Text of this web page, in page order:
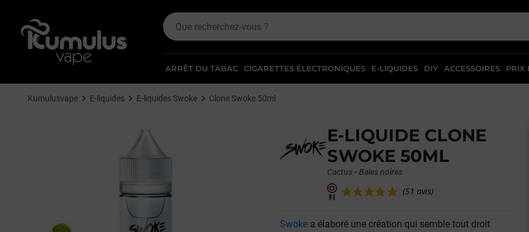
ARRÊT DU TABAC CIGARETTES ÉLECTRONIQUES E-LIQUIDES DIY ACCESSOIRES PRIX
Kumulusvape E-liquides E-liquides Swoke Clone Swoke 50ml
E-LIQUIDE CLONE
SWOKE 50ML
(51 avis)
Cactus - Baies noires
Swokea élaboré une création qui semble tout droit